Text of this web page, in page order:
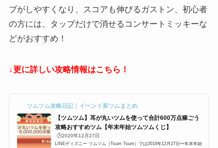
プがしやすくなり、スコアも伸びるガストン、初心者
の方には、タップだけで消せるコンサートミッキーな
どがおすすめ！
↓更に詳しい攻略情報はこちら！
ツムツム攻略日記｜イベント新ツムまとめ
【ツムツム】耳が丸いツムを使って合計600万点稼ごう
攻略おすすめツム【年末年始ツムツムくじ】
🕒️2020年12月27日
LINEディズニー ツムツム（Tsum Tsum）では2019年12月27日〜年末年始